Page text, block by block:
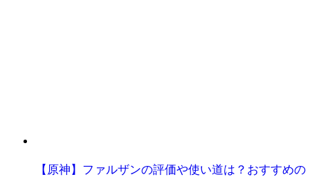
【原神】ファルザンの評価や使い道は？おすすめの